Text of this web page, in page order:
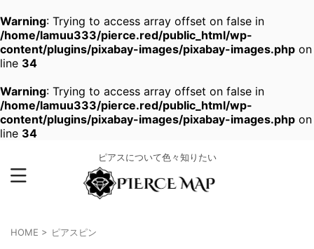
Warning: Trying to access array offset on false in
/home/lamuu333/pierce.red/public_html/wp-
content/plugins/pixabay-images/pixabay-images.php on
line 34
Warning: Trying to access array offset on false in
/home/lamuu333/pierce.red/public_html/wp-
content/plugins/pixabay-images/pixabay-images.php on
line 34
ピアスについて色々知りたい
HOME > ピアスピン